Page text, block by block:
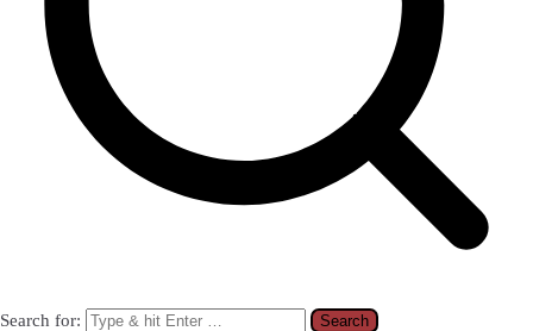
Search for: